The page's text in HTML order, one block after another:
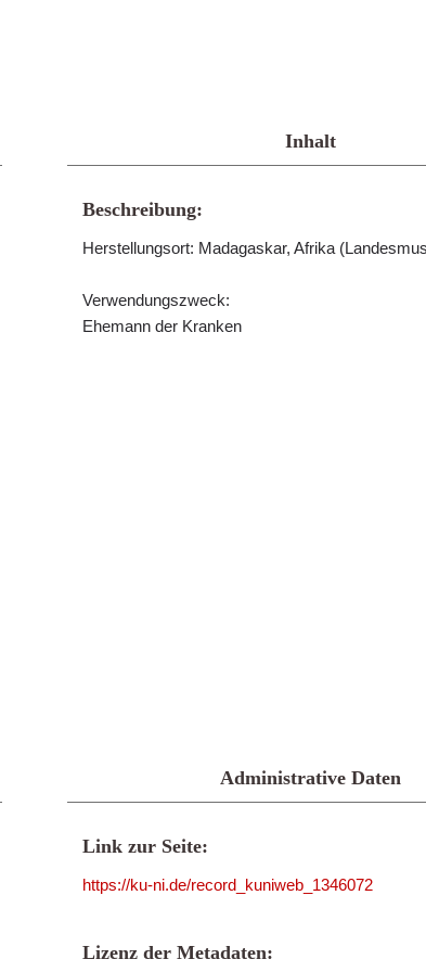
Inhalt
Beschreibung:
Herstellungsort: Madagaskar, Afrika
Verwendungszweck:
Ehemann der Kranken
Administrative Daten
Link zur Seite:
https://ku-ni.de/record_kuniweb_1346072
Lizenz der Metadaten: